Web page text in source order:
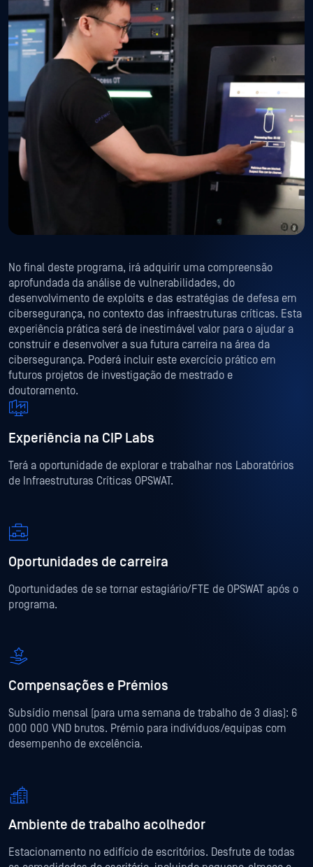
No final deste programa, irá adquirir uma compreensão
aprofundada da análise de vulnerabilidades, do
desenvolvimento de exploits e das estratégias de defesa em
cibersegurança, no contexto das infraestruturas críticas. Esta
experiência prática será de inestimável valor para o ajudar a
construir e desenvolver a sua futura carreira na área da
cibersegurança. Poderá incluir este exercício prático em
futuros projetos de investigação de mestrado e
doutoramento.
Experiência na CIP Labs
Terá a oportunidade de explorar e trabalhar nos Laboratórios
de Infraestruturas Críticas OPSWAT.
Oportunidades de carreira
Oportunidades de se tornar estagiário/FTE de OPSWAT após o
programa.
Compensações e Prémios
Subsídio mensal (para uma semana de trabalho de 3 dias): 6
000 000 VND brutos. Prémio para indivíduos/equipas com
desempenho de excelência.
Ambiente de trabalho acolhedor
Estacionamento no edifício de escritórios. Desfrute de todas